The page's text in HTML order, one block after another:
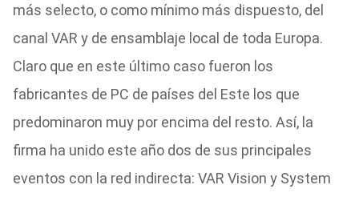
más selecto, o como mínimo más dispuesto, del
canal VAR y de ensamblaje local de toda Europa.
Claro que en este último caso fueron los
fabricantes de PC de países del Este los que
predominaron muy por encima del resto. Así, la
firma ha unido este año dos de sus principales
eventos con la red indirecta: VAR Vision y System